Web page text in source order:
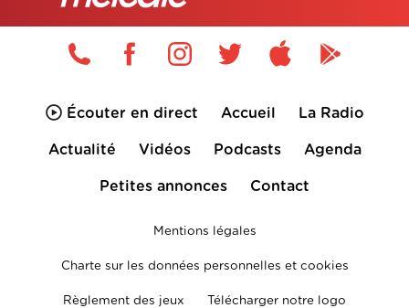
Écouter en direct Accueil La Radio
Actualité Vidéos Podcasts Agenda
Petites annonces Contact
Mentions légales
Charte sur les données personnelles et cookies
Règlement des jeux Télécharger notre logo